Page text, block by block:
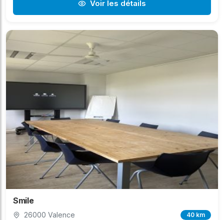
Voir les détails
Smile
26000 Valence 40 km